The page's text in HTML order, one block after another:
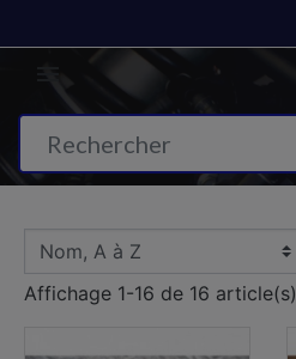
Affichage 1-16 de 16 article(s)